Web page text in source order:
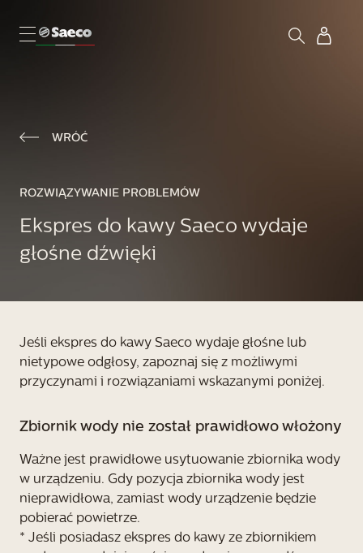
WRÓĆ
ROZWIĄZYWANIE PROBLEMÓW
Ekspres do kawy Saeco wydaje
głośne dźwięki
Jeśli ekspres do kawy Saeco wydaje głośne lub
nietypowe odgłosy, zapoznaj się z możliwymi
przyczynami i rozwiązaniami wskazanymi poniżej.
Zbiornik wody nie został prawidłowo włożony
Ważne jest prawidłowe usytuowanie zbiornika wody
w urządzeniu. Gdy pozycja zbiornika wody jest
nieprawidłowa, zamiast wody urządzenie będzie
pobierać powietrze.
* Jeśli posiadasz ekspres do kawy ze zbiornikiem